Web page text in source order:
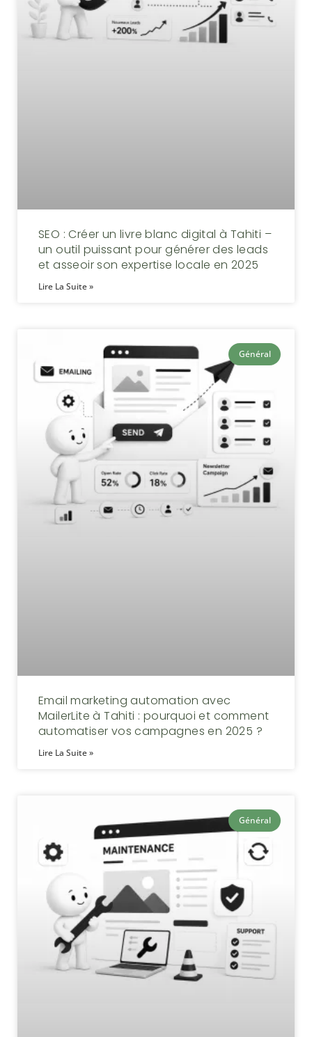
SEO : Créer un livre blanc digital à Tahiti –
un outil puissant pour générer des leads
et asseoir son expertise locale en 2025
Lire La Suite »
Général
Email marketing automation avec
MailerLite à Tahiti : pourquoi et comment
automatiser vos campagnes en 2025 ?
Lire La Suite »
Général